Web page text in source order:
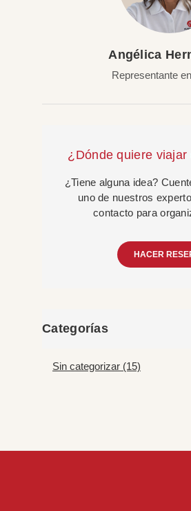
Angélica
Representante
¿Dónde quiere viajar
¿Tiene alguna idea?
uno de nuestros
contacto para
HACER
Categorías
Sin categorizar (15)